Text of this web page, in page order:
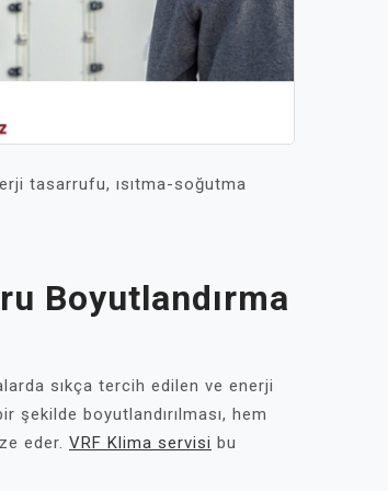
tasarrufu, ısıtma-soğutma
Boyutlandırma
sıkça tercih edilen ve enerji
boyutlandırılması, hem
eder. VRF Klima servisi bu